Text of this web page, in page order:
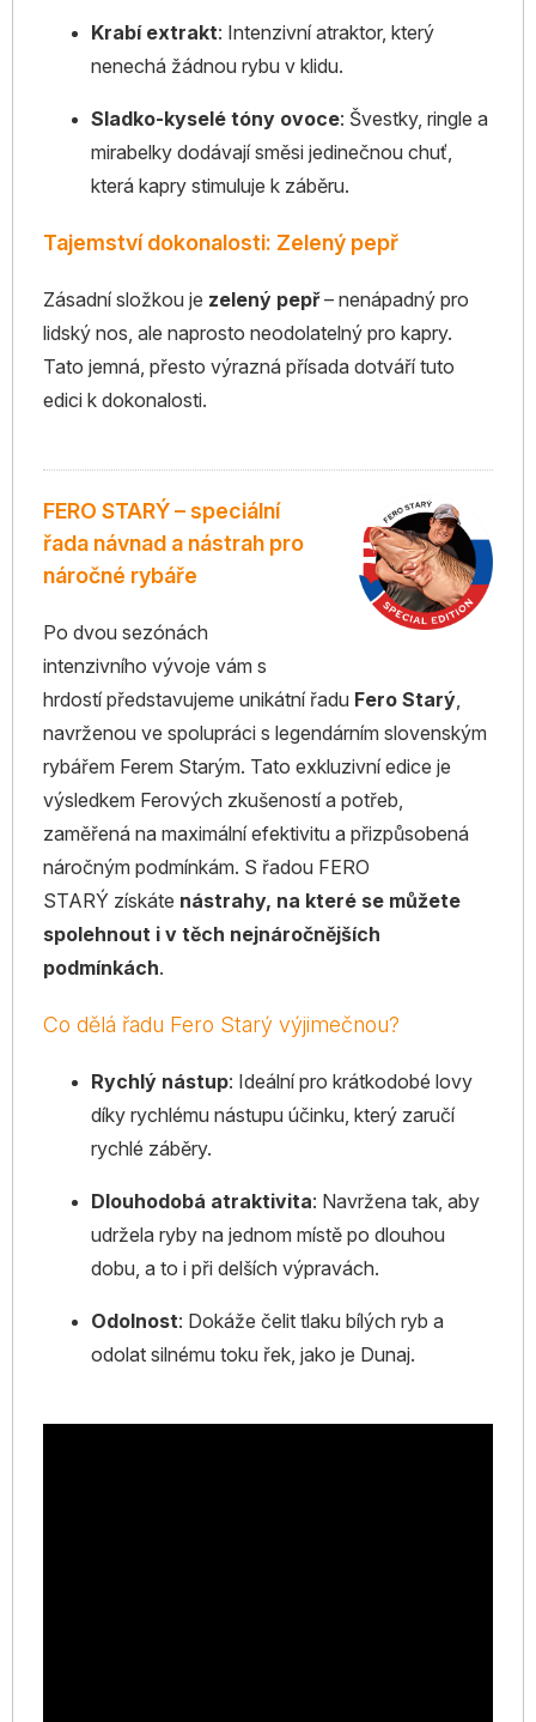
Krabí extrakt: Intenzivní atraktor, který
nenechá žádnou rybu v klidu.
Sladko-kyselé tóny ovoce: Švestky, ringle a
mirabelky dodávají směsi jedinečnou chuť,
která kapry stimuluje k záběru.
Tajemství dokonalosti: Zelený pepř
Zásadní složkou je zelený pepř– nenápadný pro
lidský nos, ale naprosto neodolatelný pro kapry.
Tato jemná, přesto výrazná přísada dotváří tuto
edici k dokonalosti.
FERO STARÝ – speciální
řada návnad a nástrah pro
náročné rybáře
Po dvou sezónách
intenzivního vývoje vám s
hrdostí představujeme unikátní řadu Fero Starý,
navrženou ve spolupráci s legendárním slovenským
rybářem Ferem Starým. Tato exkluzivní edice je
výsledkem Ferových zkušeností a potřeb,
zaměřená na maximální efektivitu a přizpůsobená
náročným podmínkám. S řadou FERO
STARÝ získáte nástrahy, na které se můžete
spolehnout i v těch nejnáročnějších
podmínkách.
Co dělá řadu Fero Starý výjimečnou?
Rychlý nástup: Ideální pro krátkodobé lovy
díky rychlému nástupu účinku, který zaručí
rychlé záběry.
Dlouhodobá atraktivita: Navržena tak, aby
udržela ryby na jednom místě po dlouhou
dobu, a to i při delších výpravách.
Odolnost: Dokáže čelit tlaku bílých ryb a
odolat silnému toku řek, jako je Dunaj.